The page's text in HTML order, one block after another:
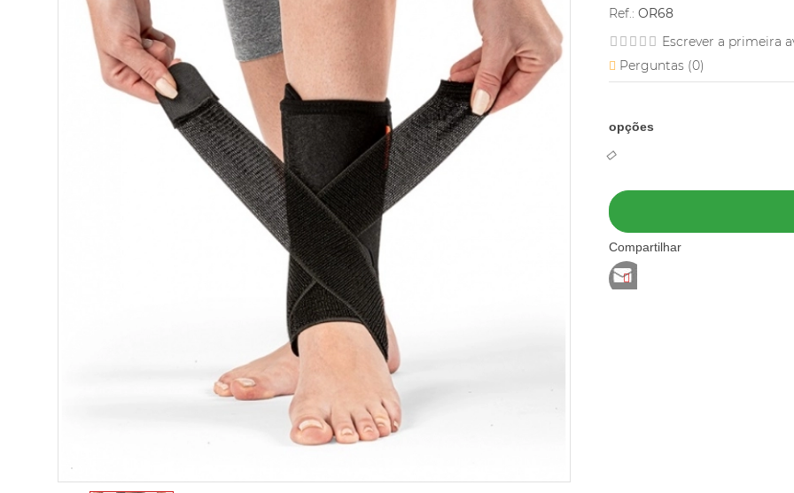
Ref.: OR68
Escrever a primeira
Perguntas (0)
opções
Compartilhar